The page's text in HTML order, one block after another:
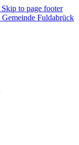
Skip to page footer